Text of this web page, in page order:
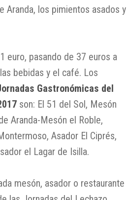
Aranda, los pimientos asados y
euro, pasando de 37 euros a
bebidas y el café. Los
Gastronómicas del
son: El 51 del Sol, Mesón
Aranda-Mesón el Roble,
Asador El Ciprés,
el Lagar de Isilla.
mesón, asador o restaurante